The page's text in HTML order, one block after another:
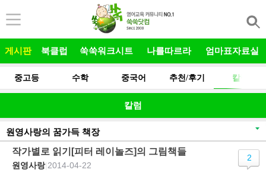
게시판 북클럽 쑥쑥워크시트 나를따르라 엄마표자료실
중고등 수학 중국어 추천/후기 칼럼
칼럼
원영사랑의 꿈가득 책장
작가별로 읽기[피터 레이놀즈]의 그림책들
원영사랑| 2014-04-22
2